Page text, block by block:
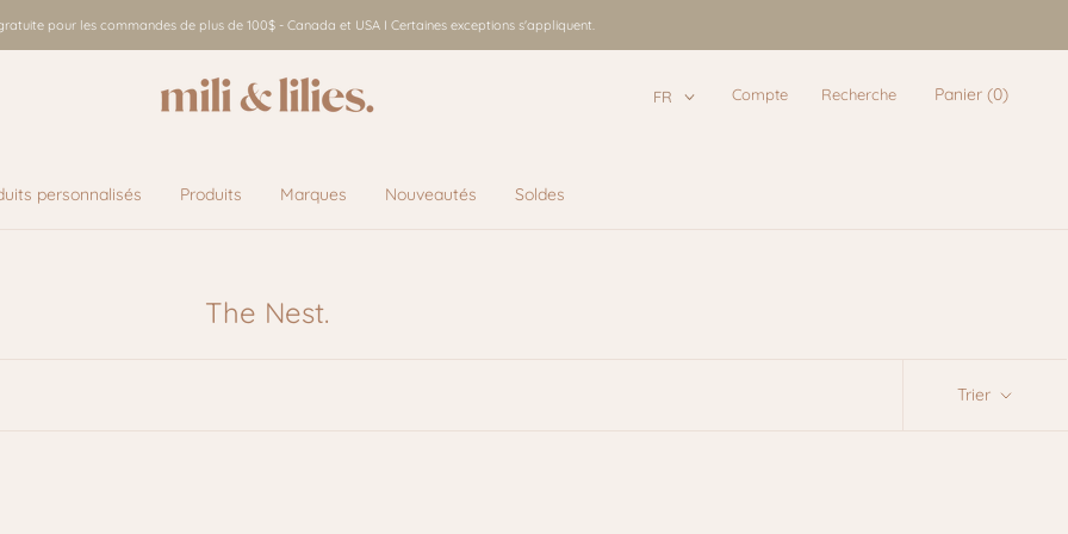
pour les commandes de plus de 100$ - Canada et USA I Certaines exceptions s'appliquent.
personnalisés Produits
Marques
Nouveautés
Soldes
FR Compte Recherche Panier (0)
The Nest.
Trier